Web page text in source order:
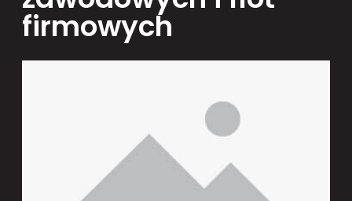
firmowych